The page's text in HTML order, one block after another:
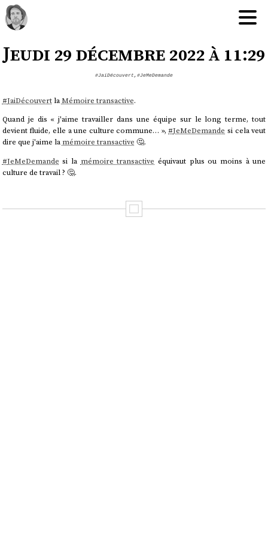
Jeudi 29 décembre 2022 à 11:29
#JaiDécouvert, #JeMeDemande
#JaiDécouvertlaMémoire transactive.
Quand je dis « j'aime travailler dans une équipe sur le long terme, tout
devient fluide, elle a une culture commune… », #JeMeDemande si cela veut
dire que j'aime la mémoire transactive 🤔.
#JeMeDemande si la mémoire transactive équivaut plus ou moins à une
culture de travail ? 🤔.